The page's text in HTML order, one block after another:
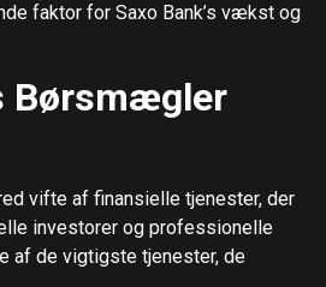
faktor for Saxo Bank’s vækst og
Børsmægler
vifte af finansielle tjenester, der
investorer og professionelle
af de vigtigste tjenester, de